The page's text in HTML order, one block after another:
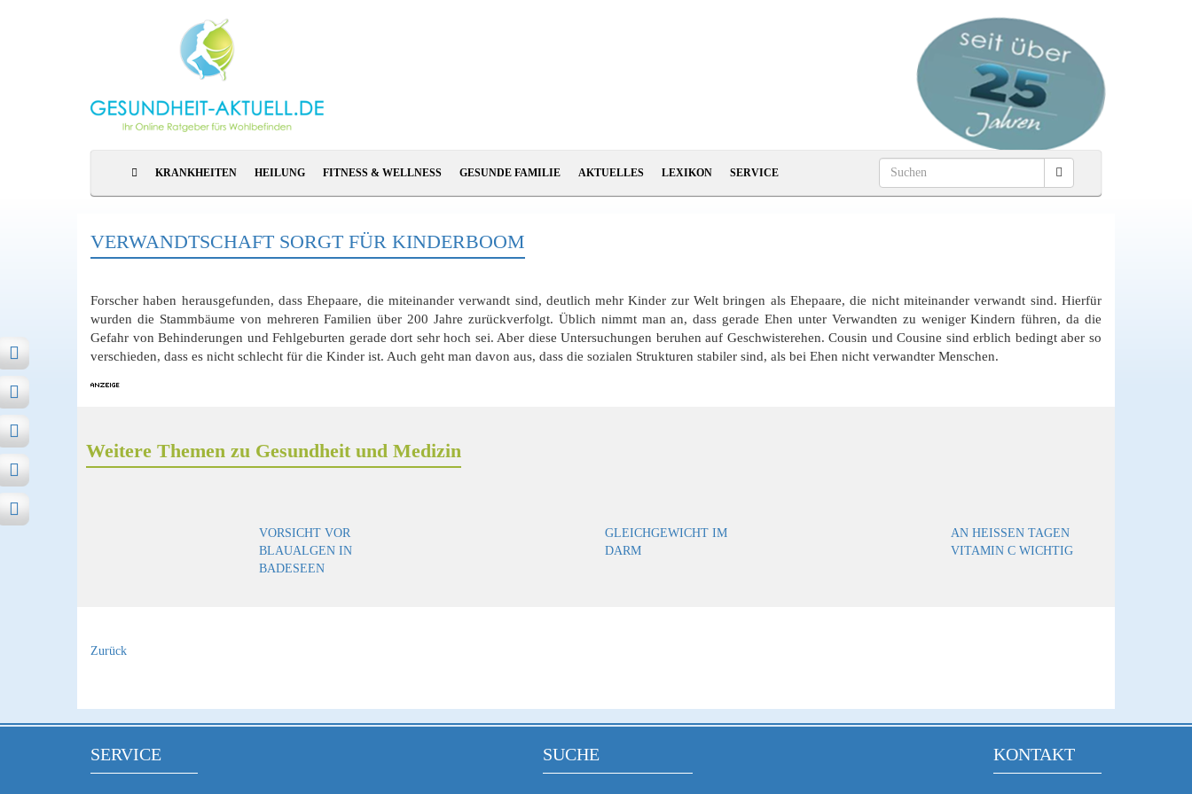
KRANKHEITEN HEILUNG FITNESS & WELLNESS GESUNDE FAMILIE AKTUELLES LEXIKON SERVICE
VERWANDTSCHAFT SORGT FÜR KINDERBOOM
Forscher haben herausgefunden, dass Ehepaare, die miteinander verwandt sind, deutlich mehr Kinder zur Welt bringen als Ehepaare, die nicht miteinander verwandt sind. Hierfür
wurden die Stammbäume von mehreren Familien über 200 Jahre zurückverfolgt. Üblich nimmt man an, dass gerade Ehen unter Verwandten zu weniger Kindern führen, da die
Gefahr von Behinderungen und Fehlgeburten gerade dort sehr hoch sei. Aber diese Untersuchungen beruhen auf Geschwisterehen. Cousin und Cousine sind erblich bedingt aber so
verschieden, dass es nicht schlecht für die Kinder ist. Auch geht man davon aus, dass die sozialen Strukturen stabiler sind, als bei Ehen nicht verwandter Menschen.
Weitere Themen zu Gesundheit und Medizin
VORSICHT VOR
BLAUALGEN IN
BADESEEN
GLEICHGEWICHT IM
DARM
AN HEISSEN TAGEN V
ITAMIN C WICHTIG
Zurück
SERVICE SUCHE KONTAKT